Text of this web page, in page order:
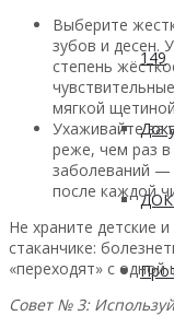
149
Выберите
зубов и десен.
степень
мягкой
Ухаживайте за
реже, чем раз в
заболеваний —
после каждой
Не храните детские
стаканчике:
«переходят» с одной
Совет № 3: